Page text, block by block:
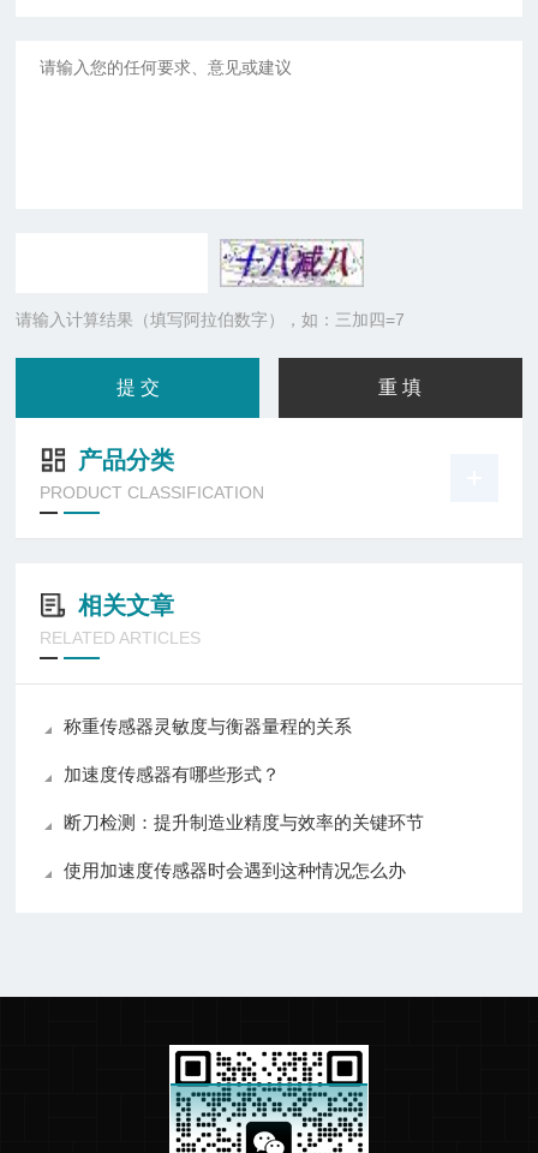
请输入计算结果（填写阿拉伯数字），如：三加四=7
产品分类
PRODUCT CLASSIFICATION
相关文章
RELATED ARTICLES
称重传感器灵敏度与衡器量程的关系
加速度传感器有哪些形式？
断刀检测：提升制造业精度与效率的关键环节
使用加速度传感器时会遇到这种情况怎么办